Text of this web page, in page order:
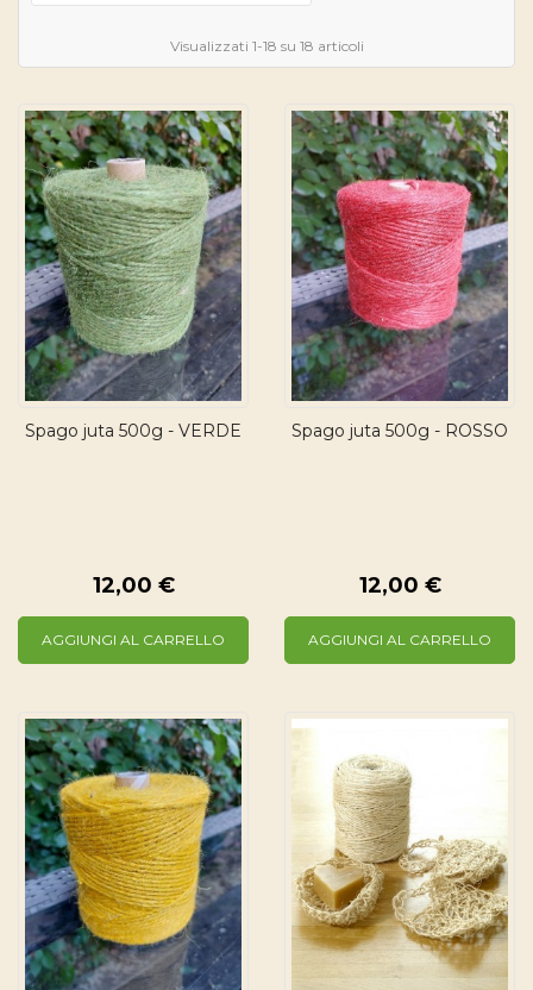
Visualizzati 1-18 su 18 articoli
Spago juta 500g - VERDE
12,00 €
AGGIUNGI AL CARRELLO
Spago juta 500g - ROSSO
12,00 €
AGGIUNGI AL CARRELLO